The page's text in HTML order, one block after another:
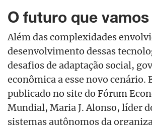
O futuro que
Além das complexidades
desenvolvimento dessas
desafios de adaptação social,
econômica a esse novo cenário.
publicado no site do Fórum
Mundial, Maria J. Alonso, líder
sistemas autônomos da